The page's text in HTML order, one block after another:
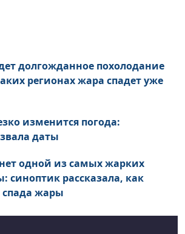
долгожданное похолодание
регионах жара спадет уже
изменится погода:
даты
одной из самых жарких
синоптик рассказала, как
спада жары